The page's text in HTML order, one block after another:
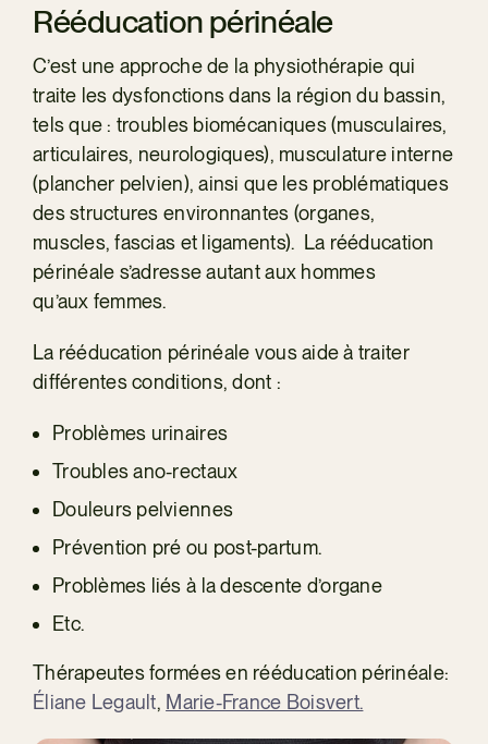
Rééducation périnéale
C’est une approche de la physiothérapie qui
traite les dysfonctions dans la région du bassin,
tels que : troubles biomécaniques (musculaires,
articulaires, neurologiques), musculature interne
(plancher pelvien), ainsi que les problématiques
des structures environnantes (organes,
muscles, fascias et ligaments). La rééducation
périnéale s’adresse autant aux hommes
qu’aux femmes.
La rééducation périnéale vous aide à traiter
différentes conditions, dont :
Problèmes urinaires
Troubles ano-rectaux
Douleurs pelviennes
Prévention pré ou post-partum.
Problèmes liés à la descente d’organe
Etc.
Thérapeutes formées en rééducation périnéale:
Éliane Legault, Marie-France Boisvert.